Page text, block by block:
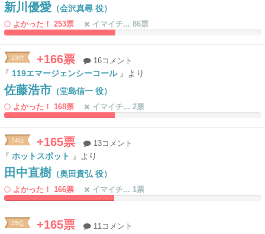
新川優愛 （会沢真尋 役）
よかった！ 253票
イマイチ... 86票
43.264248704663%
0%
23位 +166票 16コメント
『 119エマージェンシーコール 』より
佐藤浩市 （堂島信一 役）
よかった！ 168票
イマイチ... 2票
43.00518134715%0%
24位 +165票 13コメント
『 ホットスポット 』より
田中直樹 （奥田貴弘 役）
よかった！ 166票
イマイチ... 1票
42.746113989637%
0%
25位 +165票 11コメント